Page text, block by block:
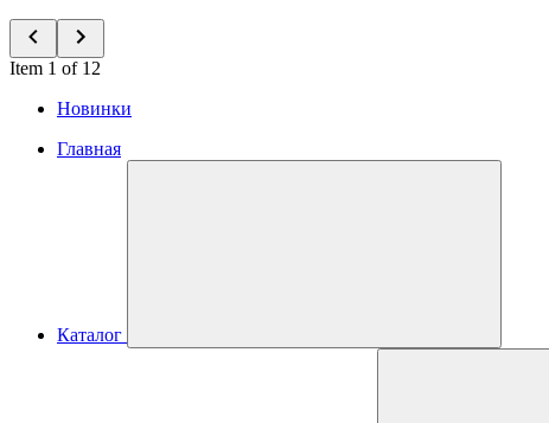
Item 1 of 12
Новинки
Главная
Каталог